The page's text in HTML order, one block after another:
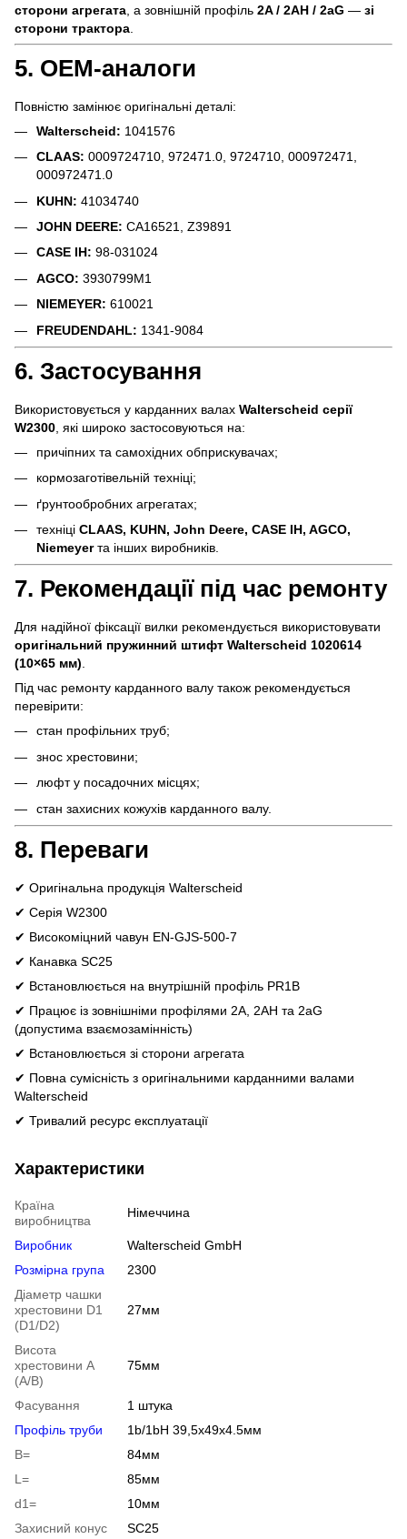
сторони агрегата , а зовнішній профіль 2A / 2AH / 2aG — зі
сторони трактора
5. OEM-аналоги
Повністю замінює оригінальні деталі:
Walterscheid: 1041576
CLAAS: 0009724710, 972471.0, 9724710, 000972471,
000972471.0
KUHN: 41034740
JOHN DEERE: CA16521, Z39891
CASE IH: 98-031024
AGCO: 3930799M1
NIEMEYER: 610021
FREUDENDAHL: 1341-9084
6. Застосування
Використовується у карданних валах Walterscheid серії
W2300 , які широко застосовуються на:
причіпних та самохідних обприскувачах;
кормозаготівельній техніці;
ґрунтообробних агрегатах;
техніці CLAAS, KUHN, John Deere, CASE IH, AGCO,
Niemeyerта інших виробників.
7. Рекомендації під час ремонту
Для надійної фіксації вилки рекомендується використовувати
оригінальний пружинний штифт Walterscheid 1020614
(10×65 мм).
Під час ремонту карданного валу також рекомендується
перевірити:
стан профільних труб;
знос хрестовини;
люфт у посадочних місцях;
стан захисних кожухів карданного валу.
8. Переваги
✔ Оригінальна продукція Walterscheid
✔ Серія W2300
✔ Високоміцний чавун EN-GJS-500-7
✔ Канавка SC25
✔ Встановлюється на внутрішній профіль PR1B
✔ Працює із зовнішніми профілями 2A, 2AH та 2aG
(допустима взаємозамінність)
✔ Встановлюється зі сторони агрегата
✔ Повна сумісність з оригінальними карданними валами
Walterscheid
✔ Тривалий ресурс експлуатації
Характеристики
Країна
виробництва
Німеччина
Виробник
Walterscheid GmbH
Розмірна група
2300
Діаметр чашки
хрестовини D1
(D1/D2)
27мм
Висота
хрестовини A
(A/B)
75мм
Фасування
1 штука
Профіль труби
1b/1bH 39,5x49x4.5мм
B=
84мм
L=
85мм
d1=
10мм
Захисний конус
SC25